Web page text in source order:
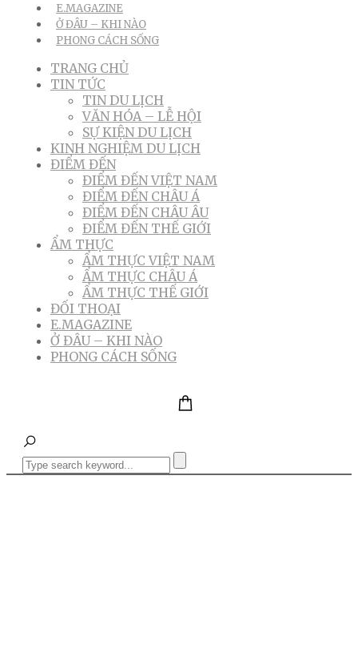
E.MAGAZINE
Ở ĐÂU – KHI NÀO
PHONG CÁCH SỐNG
TRANG CHỦ
TIN TỨC
TIN DU LỊCH
VĂN HÓA – LỄ HỘI
SỰ KIỆN DU LỊCH
KINH NGHIỆM DU LỊCH
ĐIỂM ĐẾN
ĐIỂM ĐẾN VIỆT NAM
ĐIỂM ĐẾN CHÂU Á
ĐIỂM ĐẾN CHÂU ÂU
ĐIỂM ĐẾN THẾ GIỚI
ẨM THỰC
ẨM THỰC VIỆT NAM
ẨM THỰC CHÂU Á
ẨM THỰC THẾ GIỚI
ĐỐI THOẠI
E.MAGAZINE
Ở ĐÂU – KHI NÀO
PHONG CÁCH SỐNG